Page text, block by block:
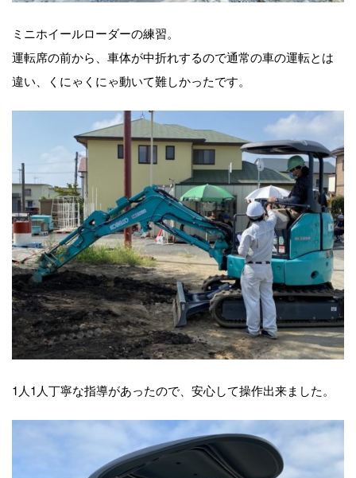
ミニホイールローダーの練習。
運転席の前から、車体が中折れするので通常の車の運転とは
違い、くにゃくにゃ動いて難しかったです。
1人1人丁寧な指導があったので、安心して操作出来ました。